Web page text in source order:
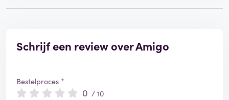
Schrijf een review over Amigo
Bestelproces *
0 / 10